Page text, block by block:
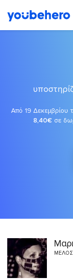
Από 19 Δεκεμβρίου
8,40€ σε
ΜΈΛΟΣ